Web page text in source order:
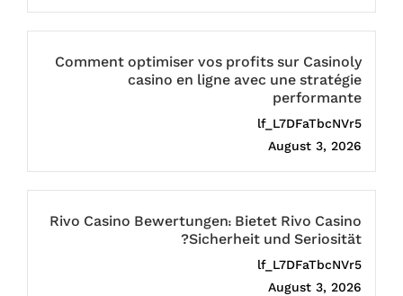
Comment optimiser vos profits sur Casinoly
casino en ligne avec une stratégie
performante
lf_L7DFaTbcNVr5
August 3, 2026
Rivo Casino Bewertungen: Bietet Rivo Casino
Sicherheit und Seriosität?
lf_L7DFaTbcNVr5
August 3, 2026